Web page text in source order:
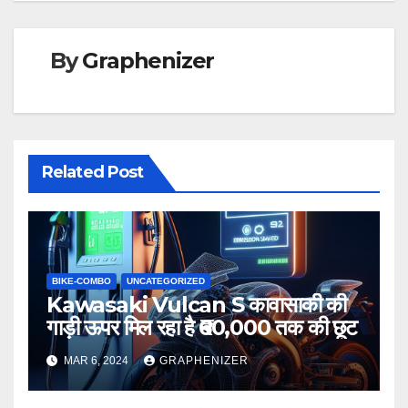
ByGraphenizer
Related Post
BIKE-COMBO UNCATEGORIZED
Kawasaki Vulcan S कावासाकी की
गाड़ी ऊपर मिल रहा है ₹60,000 तक की छूट
MAR 6, 2024 GRAPHENIZER